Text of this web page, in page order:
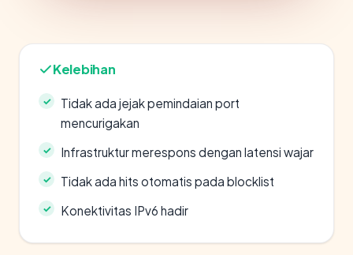
Kelebihan
Tidak ada jejak pemindaian port
mencurigakan
Infrastruktur merespons dengan latensi wajar
Tidak ada hits otomatis pada blocklist
Konektivitas IPv6 hadir